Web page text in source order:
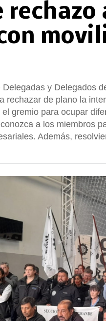
Delegadas y Delegados
rechazar de plano la
gremio para ocupar
a los miembros
Además,